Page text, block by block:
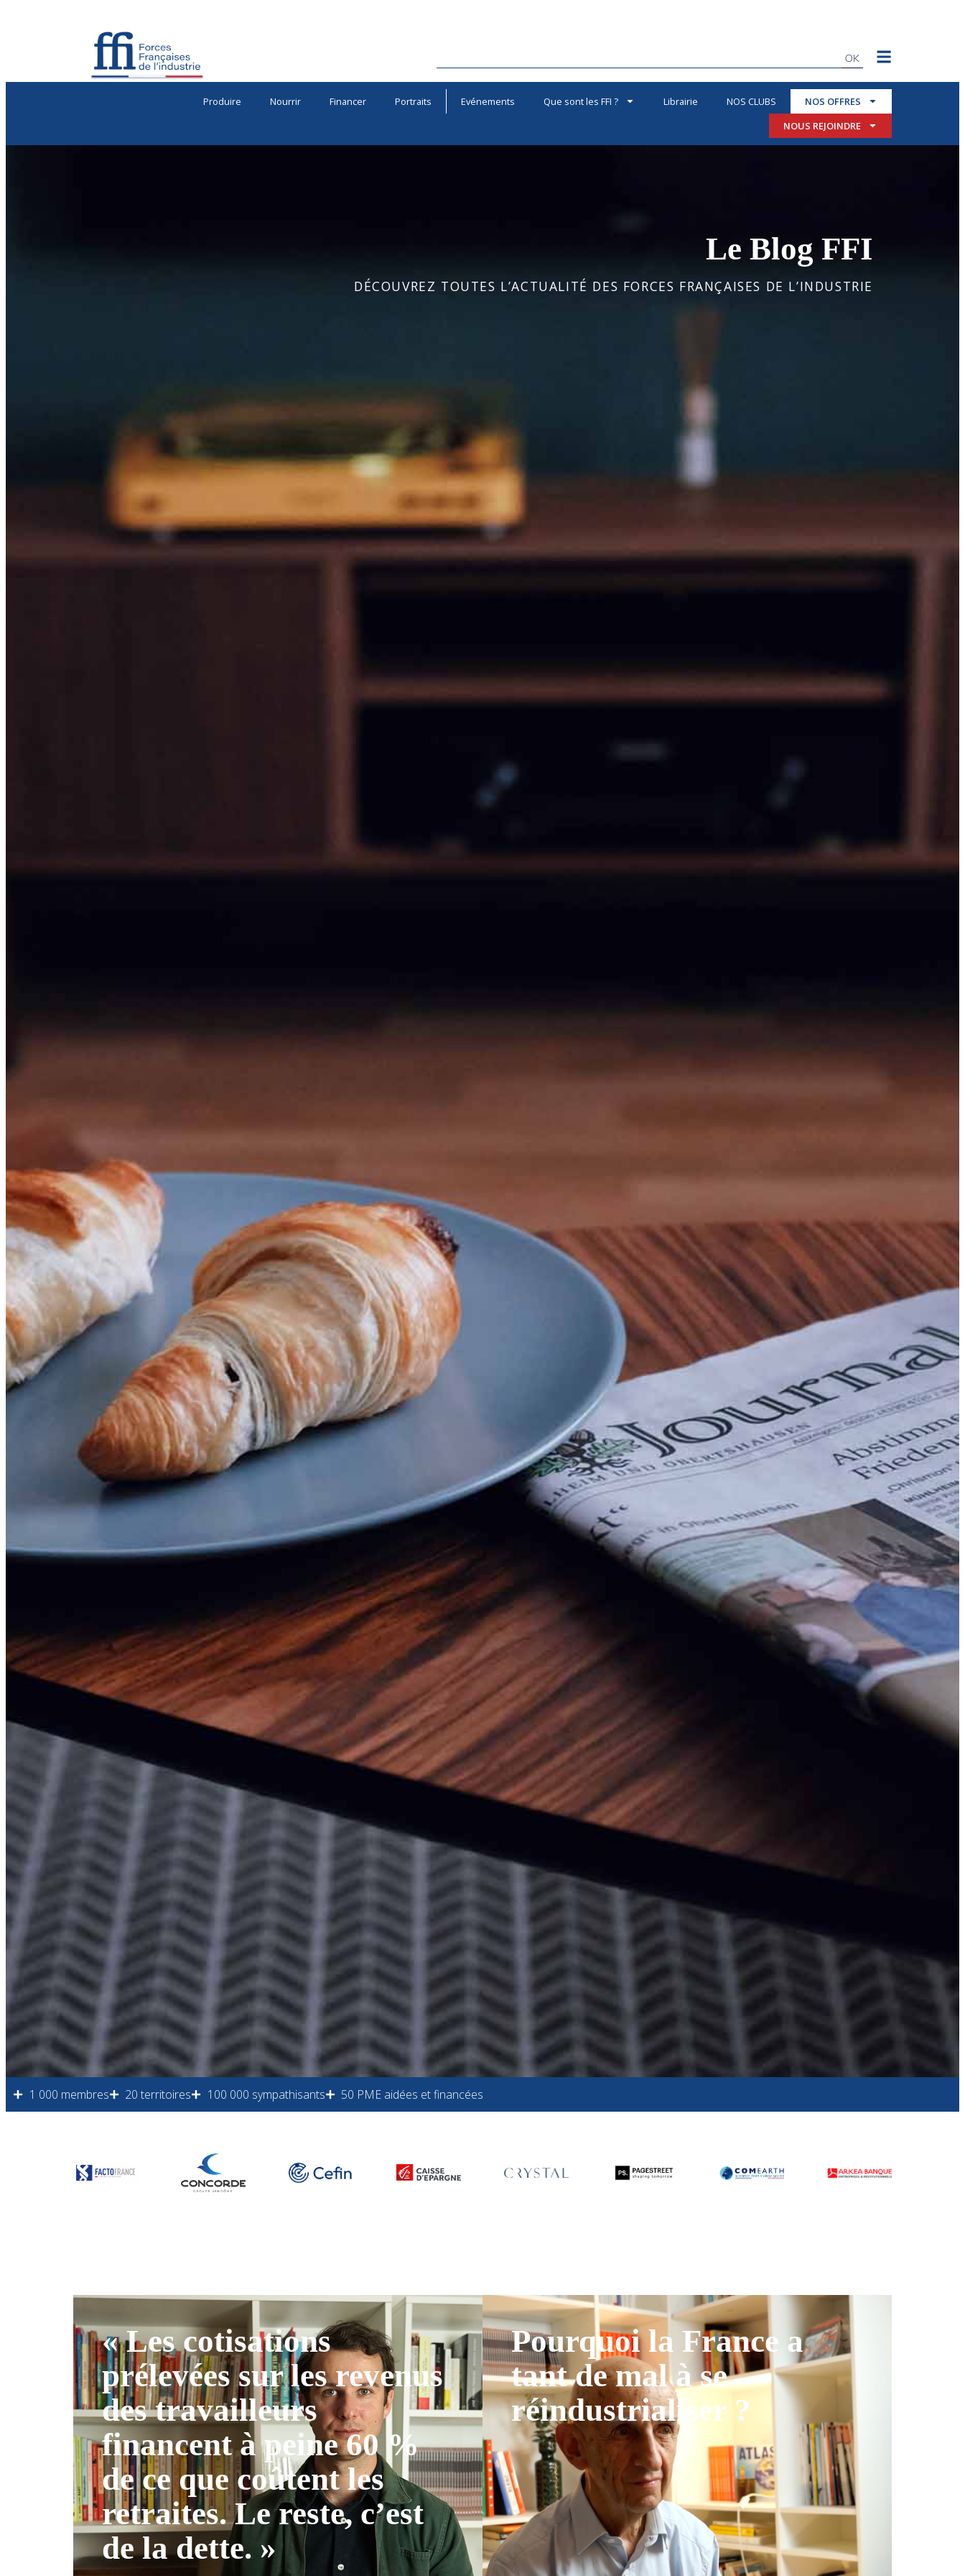
OK
Produire Nourrir Financer Portraits Evénements Que sont les FFI ? Librairie NOS CLUBS
NOS OFFRES
NOUS REJOINDRE
Le Blog FFI
DÉCOUVREZ TOUTES L’ACTUALITÉ DES FORCES FRANÇAISES DE L’INDUSTRIE
1 000 membres 20 territoires 100 000 sympathisants 50 PME aidées et financées
« Les cotisations
prélevées sur les revenus
des travailleurs
financent à peine 60 %
de ce que coûtent les
retraites. Le reste, c’est
de la dette. »
Pourquoi la France a
tant de mal à se
réindustrialiser ?